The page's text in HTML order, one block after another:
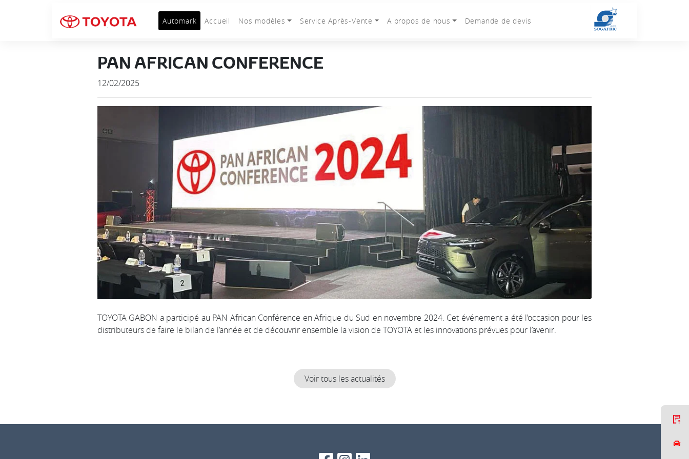
Automark Accueil Nos modèles Service Après-Vente A propos de nous Demande de devis
PAN AFRICAN CONFERENCE
12/02/2025
TOYOTA GABON a participé au PAN African Conférence en Afrique du Sud en novembre 2024. Cet événement a été l’occasion pour les
distributeurs de faire le bilan de l’année et de découvrir ensemble la vision de TOYOTA et les innovations prévues pour l’avenir.
Voir tous les actualités